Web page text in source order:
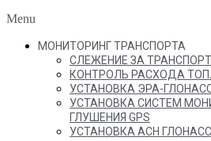
Menu
МОНИТОРИНГ ТРАНСПОРТА
СЛЕЖЕНИЕ ЗА
КОНТРОЛЬ РАСХОДА
УСТАНОВКА ЭРА-
УСТАНОВКА СИСТЕМ
ГЛУШЕНИЯ GPS
УСТАНОВКА АСН